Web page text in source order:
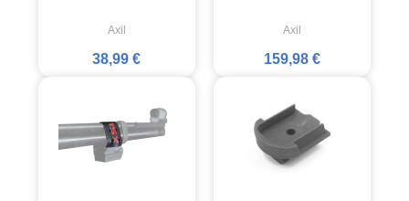
Axil
38,99 €
Axil
159,98 €